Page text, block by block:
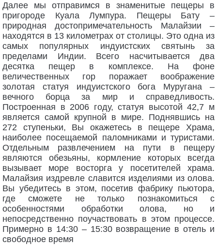
Далее мы отправимся в знаменитые пещеры в
пригороде Куала Лумпура. Пещеры Бату –
природная достопримечательность Малайзии –
находятся в 13 километрах от столицы. Это одна из
самых популярных индуистских святынь за
пределами Индии. Всего насчитывается два
десятка пещер в комплексе. На фоне
величественных гор поражает воображение
золотая статуя индуистского бога Муругана –
вечного борца за мир и справедливость.
Построенная в 2006 году, статуя высотой 42,7 м
является самой крупной в мире. Поднявшись на
272 ступеньки, Вы окажетесь в пещере Храма,
наиболее посещаемой паломниками и туристами.
Отдельным развлечением на пути в пещеру
являются обезьяны, кормление которых всегда
вызывает море восторга у посетителей храма.
Малайзия издревле славится изделиями из олова.
Вы убедитесь в этом, посетив фабрику пьютора,
где сможете не только познакомиться с
особенностями обработки олова, но и
непосредственно поучаствовать в этом процессе.
Примерно в 14:30 – 15:30 возвращение в отель и
свободное время